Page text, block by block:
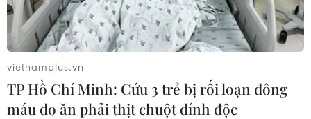
#Vô địch AFF
#Giả mạo webiste
#Bán vé bóng đá online
#Công ty iNET
#Sở hữu tên miền
vietnamplus.vn
TP Hồ Chí Minh: Cứu 3 trẻ bị rối loạn đông
máu do ăn phải thịt chuột dính độc